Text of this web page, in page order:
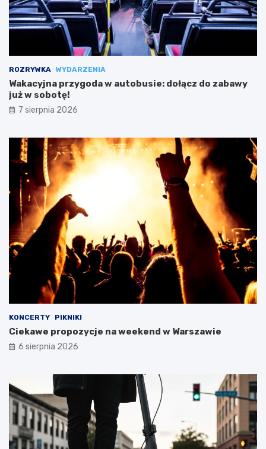
ROZRYWKA WYDARZENIA
Wakacyjna przygoda w autobusie: dołącz do zabawy
już w sobotę!
7 sierpnia 2026
KONCERTY PIKNIKI
Ciekawe propozycje na weekend w Warszawie
6 sierpnia 2026